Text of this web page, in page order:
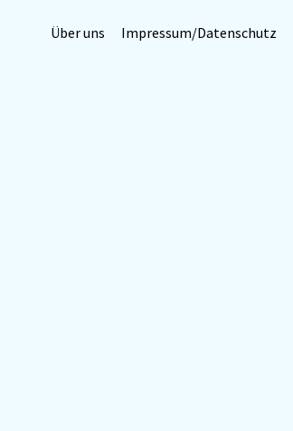
Über uns Impressum/Datenschutz